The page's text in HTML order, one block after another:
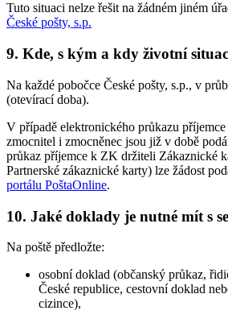
Tuto situaci nelze řešit na žádném jiném
České pošty, s.p.
9. Kde, s kým a kdy životní
Na každé pobočce České pošty, s.p., v
(otevírací doba).
V případě elektronického průkazu
zmocnitel i zmocněnec jsou již v době
průkaz příjemce k ZK držiteli Zákaznické
Partnerské zákaznické karty) lze žádost
portálu PoštaOnline.
10. Jaké doklady je nutné mít s
Na poště předložte:
osobní doklad (občanský průkaz,
České republice, cestovní doklad
cizince),